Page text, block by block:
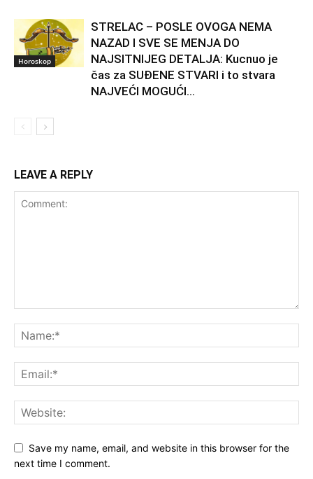
Horoskop
STRELAC – POSLE OVOGA NEMA
NAZAD I SVE SE MENJA DO
NAJSITNIJEG DETALJA: Kucnuo je
čas za SUĐENE STVARI i to stvara
NAJVEĆI MOGUĆI...
LEAVE A REPLY
Save my name, email, and website in this browser for the
next time I comment.